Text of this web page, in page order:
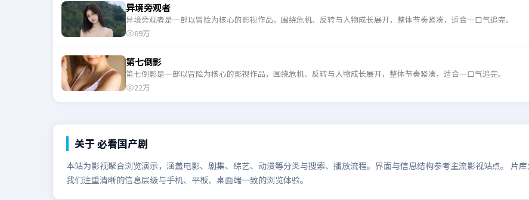
异境旁观者
异境旁观者是一部以冒险为核心的影视作品，围绕危机、反转与人物成长展开，整体节奏紧凑，适合一口气追完。
69万
第七倒影
第七倒影是一部以冒险为核心的影视作品，围绕危机、反转与人物成长展开，整体节奏紧凑，适合一口气追完。
22万
关于必看国产剧
本站为影视聚合浏览演示，涵盖电影、剧集、综艺、动漫等分类与搜索、播放流程。界面与信息结构参考主流影视站点。 片
我们注重清晰的信息层级与手机、平板、桌面端一致的浏览体验。